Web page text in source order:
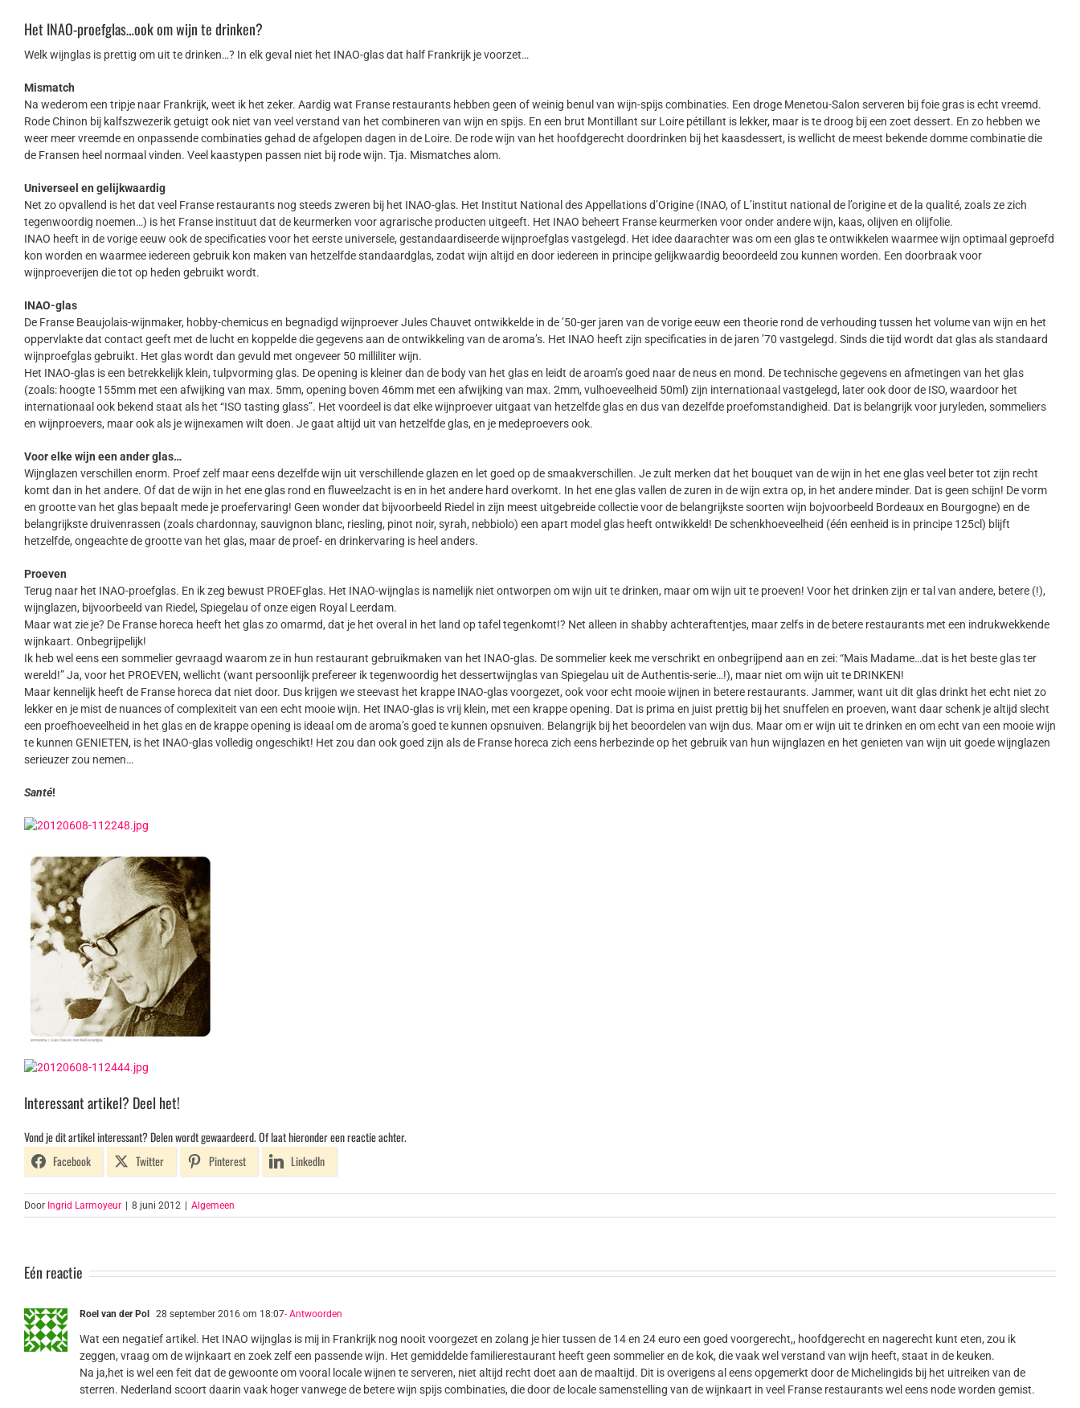
Het INAO-proefglas…ook om wijn te drinken?
Welk wijnglas is prettig om uit te drinken…? In elk geval niet het INAO-glas dat half Frankrijk je voorzet…
Mismatch
Na wederom een tripje naar Frankrijk, weet ik het zeker. Aardig wat Franse restaurants hebben geen of weinig benul van wijn-spijs combinaties. Een droge Menetou-Salon serveren bij foie gras is echt vreemd.
Rode Chinon bij kalfszwezerik getuigt ook niet van veel verstand van het combineren van wijn en spijs. En een brut Montillant sur Loire pétillant is lekker, maar is te droog bij een zoet dessert. En zo hebben we
weer meer vreemde en onpassende combinaties gehad de afgelopen dagen in de Loire. De rode wijn van het hoofdgerecht doordrinken bij het kaasdessert, is wellicht de meest bekende domme combinatie die
de Fransen heel normaal vinden. Veel kaastypen passen niet bij rode wijn. Tja. Mismatches alom.
Universeel en gelijkwaardig
Net zo opvallend is het dat veel Franse restaurants nog steeds zweren bij het INAO-glas. Het Institut National des Appellations d’Origine (INAO, of L’institut national de l’origine et de la qualité, zoals ze zich
tegenwoordig noemen…) is het Franse instituut dat de keurmerken voor agrarische producten uitgeeft. Het INAO beheert Franse keurmerken voor onder andere wijn, kaas, olijven en olijfolie.
INAO heeft in de vorige eeuw ook de specificaties voor het eerste universele, gestandaardiseerde wijnproefglas vastgelegd. Het idee daarachter was om een glas te ontwikkelen waarmee wijn optimaal geproefd
kon worden en waarmee iedereen gebruik kon maken van hetzelfde standaardglas, zodat wijn altijd en door iedereen in principe gelijkwaardig beoordeeld zou kunnen worden. Een doorbraak voor
wijnproeverijen die tot op heden gebruikt wordt.
INAO-glas
De Franse Beaujolais-wijnmaker, hobby-chemicus en begnadigd wijnproever Jules Chauvet ontwikkelde in de ’50-ger jaren van de vorige eeuw een theorie rond de verhouding tussen het volume van wijn en het
oppervlakte dat contact geeft met de lucht en koppelde die gegevens aan de ontwikkeling van de aroma’s. Het INAO heeft zijn specificaties in de jaren ’70 vastgelegd. Sinds die tijd wordt dat glas als standaard
wijnproefglas gebruikt. Het glas wordt dan gevuld met ongeveer 50 milliliter wijn.
Het INAO-glas is een betrekkelijk klein, tulpvorming glas. De opening is kleiner dan de body van het glas en leidt de aroam’s goed naar de neus en mond. De technische gegevens en afmetingen van het glas
(zoals: hoogte 155mm met een afwijking van max. 5mm, opening boven 46mm met een afwijking van max. 2mm, vulhoeveelheid 50ml) zijn internationaal vastgelegd, later ook door de ISO, waardoor het
internationaal ook bekend staat als het “ISO tasting glass”. Het voordeel is dat elke wijnproever uitgaat van hetzelfde glas en dus van dezelfde proefomstandigheid. Dat is belangrijk voor juryleden, sommeliers
en wijnproevers, maar ook als je wijnexamen wilt doen. Je gaat altijd uit van hetzelfde glas, en je medeproevers ook.
Voor elke wijn een ander glas…
Wijnglazen verschillen enorm. Proef zelf maar eens dezelfde wijn uit verschillende glazen en let goed op de smaakverschillen. Je zult merken dat het bouquet van de wijn in het ene glas veel beter tot zijn recht
komt dan in het andere. Of dat de wijn in het ene glas rond en fluweelzacht is en in het andere hard overkomt. In het ene glas vallen de zuren in de wijn extra op, in het andere minder. Dat is geen schijn! De vorm
en grootte van het glas bepaalt mede je proefervaring! Geen wonder dat bijvoorbeeld Riedel in zijn meest uitgebreide collectie voor de belangrijkste soorten wijn bojvoorbeeld Bordeaux en Bourgogne) en de
belangrijkste druivenrassen (zoals chardonnay, sauvignon blanc, riesling, pinot noir, syrah, nebbiolo) een apart model glas heeft ontwikkeld! De schenkhoeveelheid (één eenheid is in principe 125cl) blijft
hetzelfde, ongeachte de grootte van het glas, maar de proef- en drinkervaring is heel anders.
Proeven
Terug naar het INAO-proefglas. En ik zeg bewust PROEFglas. Het INAO-wijnglas is namelijk niet ontworpen om wijn uit te drinken, maar om wijn uit te proeven! Voor het drinken zijn er tal van andere, betere (!),
wijnglazen, bijvoorbeeld van Riedel, Spiegelau of onze eigen Royal Leerdam.
Maar wat zie je? De Franse horeca heeft het glas zo omarmd, dat je het overal in het land op tafel tegenkomt!? Net alleen in shabby achteraftentjes, maar zelfs in de betere restaurants met een indrukwekkende
wijnkaart. Onbegrijpelijk!
Ik heb wel eens een sommelier gevraagd waarom ze in hun restaurant gebruikmaken van het INAO-glas. De sommelier keek me verschrikt en onbegrijpend aan en zei: “Mais Madame…dat is het beste glas ter
wereld!” Ja, voor het PROEVEN, wellicht (want persoonlijk prefereer ik tegenwoordig het dessertwijnglas van Spiegelau uit de Authentis-serie…!), maar niet om wijn uit te DRINKEN!
Maar kennelijk heeft de Franse horeca dat niet door. Dus krijgen we steevast het krappe INAO-glas voorgezet, ook voor echt mooie wijnen in betere restaurants. Jammer, want uit dit glas drinkt het echt niet zo
lekker en je mist de nuances of complexiteit van een echt mooie wijn. Het INAO-glas is vrij klein, met een krappe opening. Dat is prima en juist prettig bij het snuffelen en proeven, want daar schenk je altijd slecht
een proefhoeveelheid in het glas en de krappe opening is ideaal om de aroma’s goed te kunnen opsnuiven. Belangrijk bij het beoordelen van wijn dus. Maar om er wijn uit te drinken en om echt van een mooie wijn
te kunnen GENIETEN, is het INAO-glas volledig ongeschikt! Het zou dan ook goed zijn als de Franse horeca zich eens herbezinde op het gebruik van hun wijnglazen en het genieten van wijn uit goede wijnglazen
serieuzer zou nemen…
Santé!
Interessant artikel? Deel het!
Vond je dit artikel interessant? Delen wordt gewaardeerd. Of laat hieronder een reactie achter.
Facebook
Twitter Pinterest LinkedIn
Door Ingrid Larmoyeur 8 juni 2012 Algemeen
Eén reactie
Roel van der Pol 28 september 2016 om 18:07- Antwoorden
Wat een negatief artikel. Het INAO wijnglas is mij in Frankrijk nog nooit voorgezet en zolang je hier tussen de 14 en 24 euro een goed voorgerecht,, hoofdgerecht en nagerecht kunt eten, zou ik
zeggen, vraag om de wijnkaart en zoek zelf een passende wijn. Het gemiddelde familierestaurant heeft geen sommelier en de kok, die vaak wel verstand van wijn heeft, staat in de keuken.
Na ja,het is wel een feit dat de gewoonte om vooral locale wijnen te serveren, niet altijd recht doet aan de maaltijd. Dit is overigens al eens opgemerkt door de Michelingids bij het uitreiken van de
sterren. Nederland scoort daarin vaak hoger vanwege de betere wijn spijs combinaties, die door de locale samenstelling van de wijnkaart in veel Franse restaurants wel eens node worden gemist.